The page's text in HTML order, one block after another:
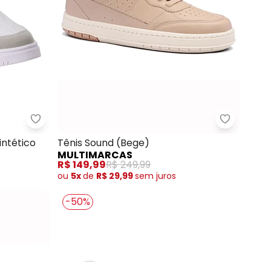
Perfecta - Tênis Casual (Branco) em Sintético
Tênis Sound (Bege)
MULTIMARCAS
R$ 149,99R$ 249,99
ou 5xde R$ 29,99sem juros
-50%
com a nossa